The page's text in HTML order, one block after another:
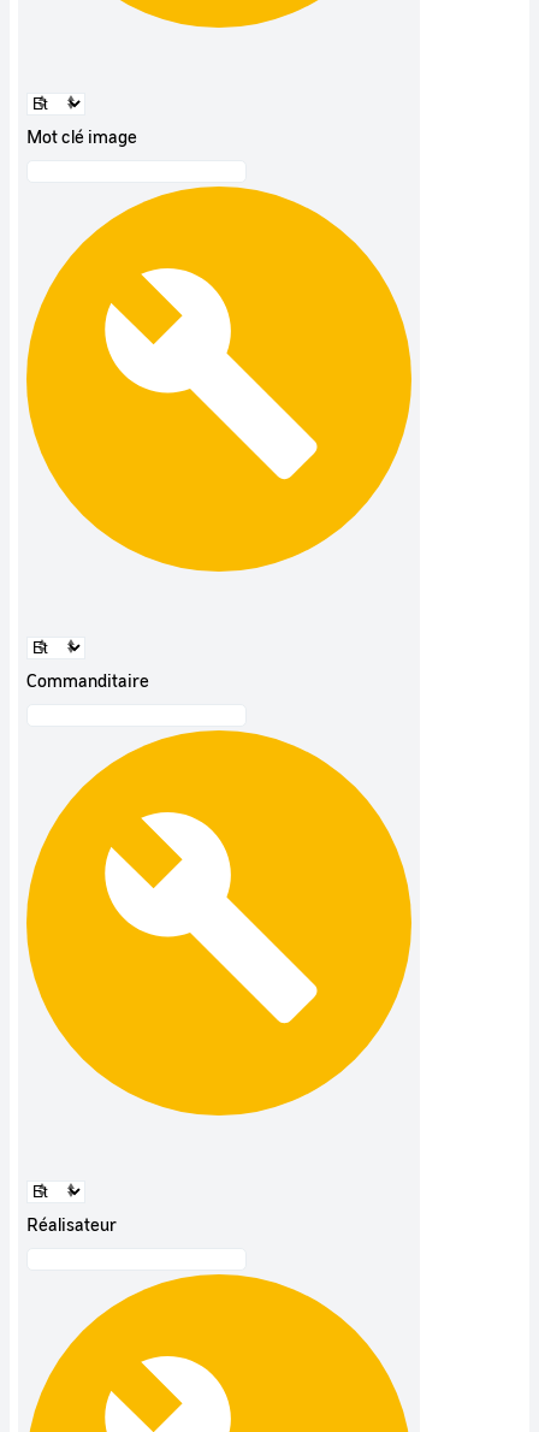
Mot clé image
Commanditaire
Réalisateur